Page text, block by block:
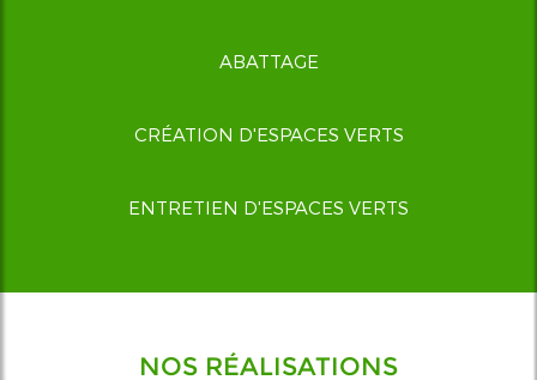
ABATTAGE
CRÉATION D'ESPACES VERTS
ENTRETIEN D'ESPACES VERTS
NOS RÉALISATIONS